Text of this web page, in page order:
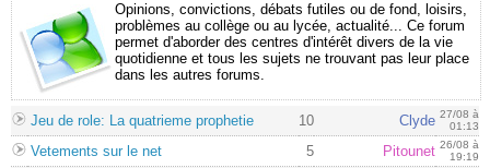
Opinions, convictions, débats futiles ou de fond, loisirs,
problèmes au collège ou au lycée, actualité... Ce forum
permet d'aborder des centres d'intérêt divers de la vie
quotidienne et tous les sujets ne trouvant pas leur place
dans les autres forums.
Jeu de role: La quatrieme prophetie 10 Clyde 27/08 à
01:13
Vetements sur le net 5 Pitounet 26/08 à
19:19